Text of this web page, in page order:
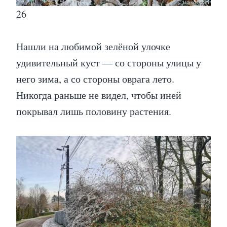
26
Нашли на любимой зелёной улочке
удивительный куст — со стороны улицы у
него зима, а со стороны оврага лето.
Никогда раньше не видел, чтобы иней
покрывал лишь половину растения.